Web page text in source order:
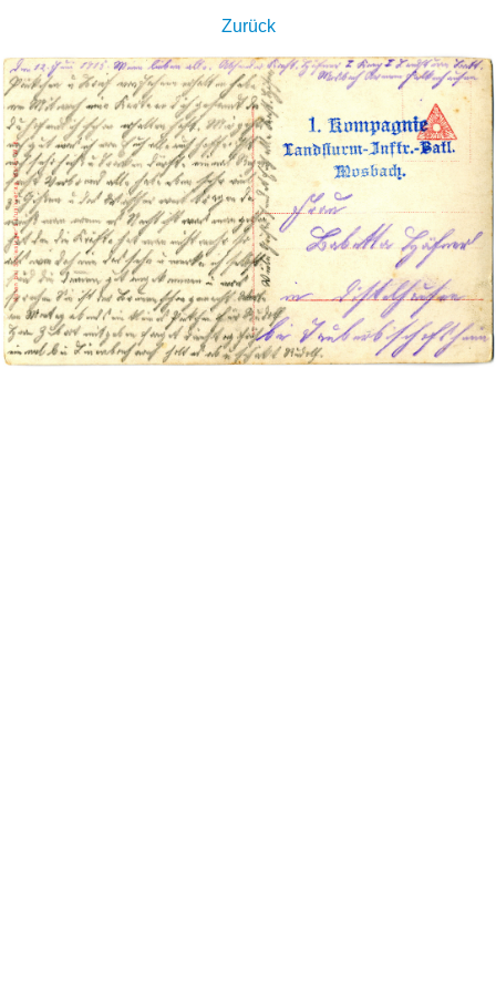
Zurück